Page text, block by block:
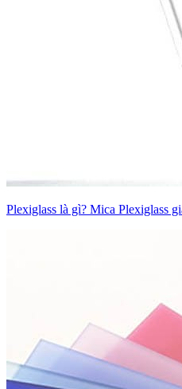
Plexiglass là gì? Mica Plexiglass